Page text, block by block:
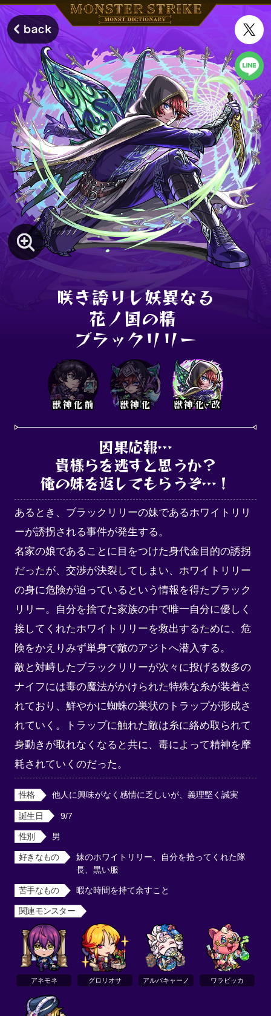
咲き誇りし妖異なる
花ノ国の精
ブラックリリー
獣神化前 獣神化 獣神化･改
因果応報…
貴様らを逃すと思うか？
俺の妹を返してもらうぞ…！
あるとき、ブラックリリーの妹であるホワイトリリ
ーが誘拐される事件が発生する。
名家の娘であることに目をつけた身代金目的の誘拐
だったが、交渉が決裂してしまい、ホワイトリリー
の身に危険が迫っているという情報を得たブラック
リリー。自分を捨てた家族の中で唯一自分に優しく
接してくれたホワイトリリーを救出するために、危
険をかえりみず単身で敵のアジトへ潜入する。
敵と対峙したブラックリリーが次々に投げる数多の
ナイフには毒の魔法がかけられた特殊な糸が装着さ
れており、鮮やかに蜘蛛の巣状のトラップが形成さ
れていく。トラップに触れた敵は糸に絡め取られて
身動きが取れなくなると共に、毒によって精神を摩
耗されていくのだった。
性格 他人に興味がなく感情に乏しいが、義理堅く誠実
誕生日 9/7
性別 男
好きなもの
妹のホワイトリリー、自分を拾ってくれた隊
長、黒い服
苦手なもの 暇な時間を持て余すこと
関連モンスター
アネモネ グロリオサ アルパキャーノ ワラビッカ